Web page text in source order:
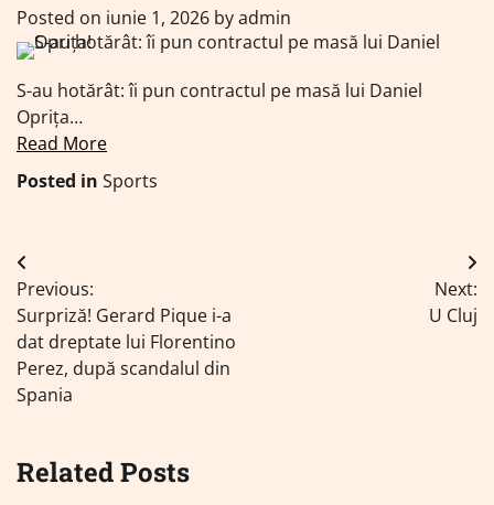
Posted on iunie 1, 2026 byadmin
S-au hotărât: îi pun contractul pe masă lui Daniel
Oprița…
Read More
Posted in Sports
Navigare
în
articole
Previous:
Surpriză! Gerard Pique i-a
dat dreptate lui Florentino
Perez, după scandalul din
Spania
Next:
U Cluj
Related Posts